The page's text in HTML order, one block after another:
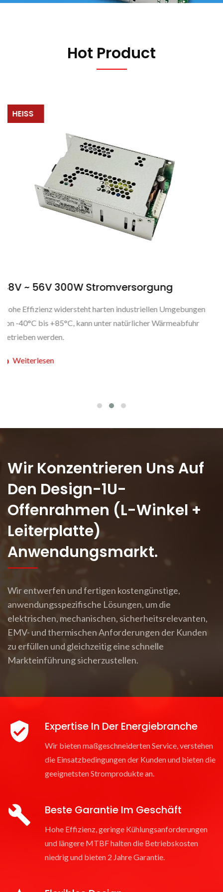
Hot Product
Umgebungen
Wärmeabfuhr
48V ~ 56V 450W
Dieses neue Hochleistungsnetzteilmodell
Ausgangsspannung zwischen 48V und 56V
Wir Konzentrieren Uns Auf
Den Design-1U-
Offenrahmen (L-Winkel +
Leiterplatte)
Anwendungsmarkt.
Wir entwerfen und fertigen kostengünstige,
anwendungsspezifische Lösungen, um die
elektrischen, mechanischen, sicherheitsrelevanten,
EMV- und thermischen Anforderungen der Kunden
zu erfüllen und gleichzeitig eine schnelle
Markteinführung sicherzustellen.
Expertise In Der Energiebranche
Wir bieten maßgeschneiderten Service, verstehen
die Einsatzbedingungen der Kunden und bieten die
geeignetsten Stromprodukte an.
Beste Garantie Im Geschäft
Hohe Effizienz, geringe Kühlungsanforderungen
und längere MTBF halten die Betriebskosten
niedrig und bieten 2 Jahre Garantie.